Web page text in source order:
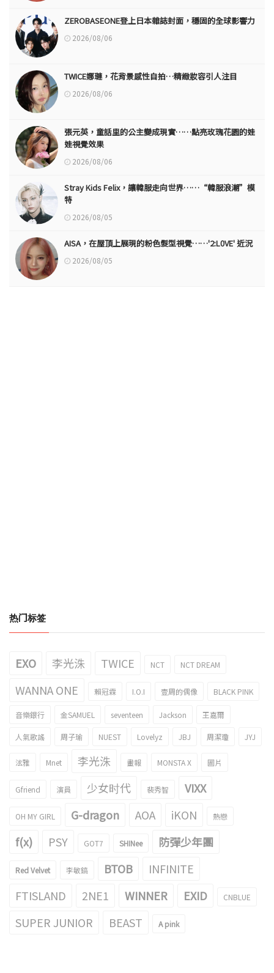
ZEROBASEONE登上日本雜誌封面，穩固的全球影響力
2026/08/06
TWICE娜璉，花背景感性自拍…精緻妝容引人注目
2026/08/06
張元英，童話里的公主變成現實……點亮玫瑰花園的娃
娃視覺效果
2026/08/06
Stray Kids Felix，讓韓服走向世界……“韓服浪潮”模
特
2026/08/05
AISA，在屋頂上展現的粉色髮型視覺……'2:L0VE' 近況
2026/08/05
热门标签
EXO 李光洙 TWICE NCT NCT DREAM
WANNA ONE 賴冠霖 I.O.I 壹周的偶像 BLACK PINK
音樂銀行 金SAMUEL seventeen Jackson 王嘉爾
人氣歌謠 周子瑜 NUEST Lovelyz JBJ 周潔瓊 JYJ
泫雅 Mnet 李光洙 畫報 MONSTA X 圖片
Gfriend 演員 少女时代 裴秀智 VIXX
OH MY GIRL G-dragon AOA iKON 熱戀
f(x) PSY GOT7 SHINee 防彈少年團
Red Velvet 李敏鎬 BTOB
INFINITE
FTISLAND
2NE1 WINNER EXID CNBLUE
SUPER JUNIOR BEAST A pink